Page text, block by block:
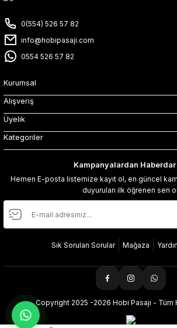
0(554) 526 57 82
info@hobipasaji.com
0554 526 57 82
Kurumsal
Alışveriş
Üyelik
Kategoriler
Kampanyalardan Haberdar
Hemen E-posta listemize kayıt ol, en güncel
duyuruları ilk öğrenen sen
Sık Sorulan Sorular Mağaza
Copyright 2025 -2026 Hobi Pasajı - Tüm